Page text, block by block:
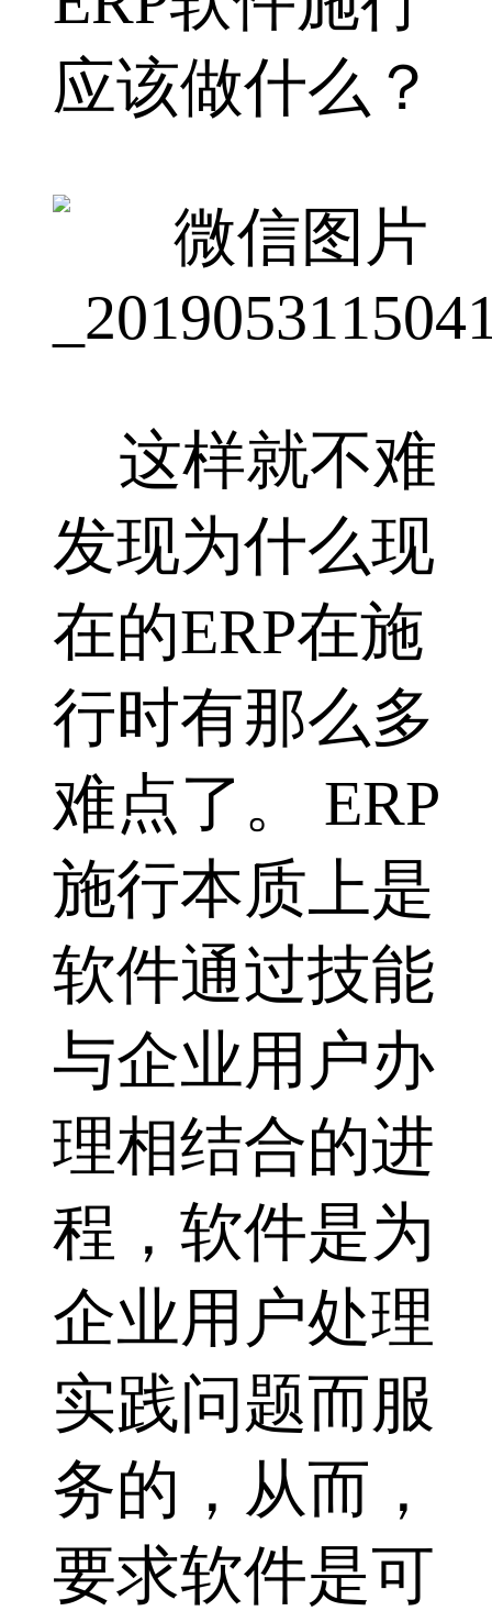
应该做什么？
这样就不难
发现为什么现
在的ERP在施
行时有那么多
难点了。 ERP
施行本质上是
软件通过技能
与企业用户办
理相结合的进
程，软件是为
企业用户处理
实践问题而服
务的，从而，
要求软件是可